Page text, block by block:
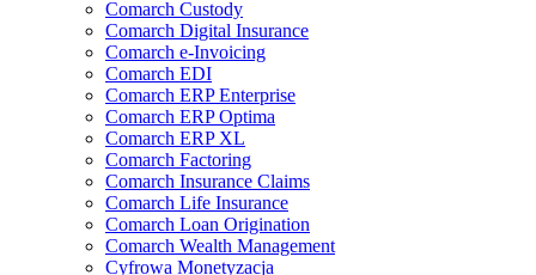
Comarch Custody
Comarch Digital Insurance
Comarch e-Invoicing
Comarch EDI
Comarch ERP Enterprise
Comarch ERP Optima
Comarch ERP XL
Comarch Factoring
Comarch Insurance Claims
Comarch Life Insurance
Comarch Loan Origination
Comarch Wealth Management
Cyfrowa Monetyzacja